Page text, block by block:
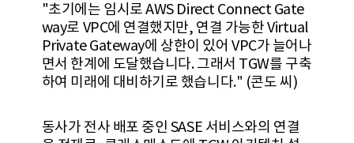
"초기에는 임시로 AWS Direct Connect Gate
way로 VPC에 연결했지만, 연결 가능한 Virtual
Private Gateway에 상한이 있어 VPC가 늘어나
면서 한계에 도달했습니다. 그래서 TGW를 구축
하여 미래에 대비하기로 했습니다." (콘도 씨)
동사가 전사 배포 중인 SASE 서비스와의 연결